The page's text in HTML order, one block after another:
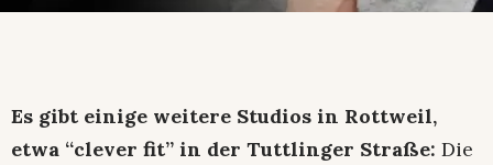
Es gibt einige weitere Studios in Rottweil,
etwa “clever fit” in der Tuttlinger Straße: Die